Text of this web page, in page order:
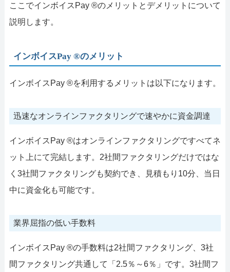
ここでインボイスPay ®のメリットとデメリットについて
説明します。
インボイスPay ®のメリット
インボイスPay ®を利用するメリットは以下になります。
迅速なオンラインファクタリングで速やかに資金調達
インボイスPay ®はオンラインファクタリングですべてネ
ット上にて完結します。2社間ファクタリングだけではな
く3社間ファクタリングも契約でき、見積もり10分、当日
中に資金化も可能です。
業界屈指の低い手数料
インボイスPay ®の手数料は2社間ファクタリング、3社
間ファクタリング共通して「2.5％～6％」です。3社間フ